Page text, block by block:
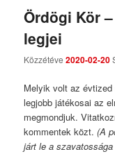
Ördögi Kör
legjei
Közzétéve2020-02-20
Melyik volt az
legjobb játékosai az
megmondjuk.
kommentek közt.(A
járt le a